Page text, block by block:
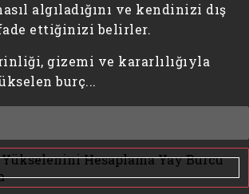
algıladığını ve kendinizi dış
ettiğinizi belirler.
gizemi ve kararlılığıyla
burç...